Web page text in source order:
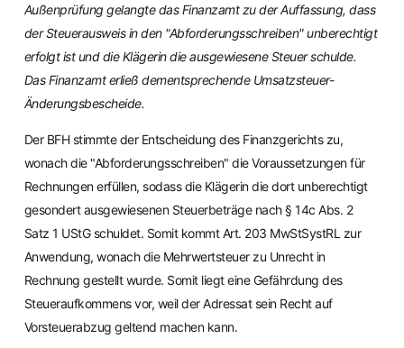
Außenprüfung gelangte das Finanzamt zu der Auffassung, dass
der Steuerausweis in den "Abforderungsschreiben" unberechtigt
erfolgt ist und die Klägerin die ausgewiesene Steuer schulde.
Das Finanzamt erließ dementsprechende Umsatzsteuer-
Änderungsbescheide.
Der BFH stimmte der Entscheidung des Finanzgerichts zu,
wonach die "Abforderungsschreiben" die Voraussetzungen für
Rechnungen erfüllen, sodass die Klägerin die dort unberechtigt
gesondert ausgewiesenen Steuerbeträge nach § 14c Abs. 2
Satz 1 UStG schuldet. Somit kommt Art. 203 MwStSystRL zur
Anwendung, wonach die Mehrwertsteuer zu Unrecht in
Rechnung gestellt wurde. Somit liegt eine Gefährdung des
Steueraufkommens vor, weil der Adressat sein Recht auf
Vorsteuerabzug geltend machen kann.